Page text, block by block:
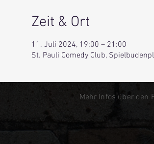
Zeit & Ort
11. Juli 2024, 19:00 – 21:00
St. Pauli Comedy Club,
Mehr Infos über den